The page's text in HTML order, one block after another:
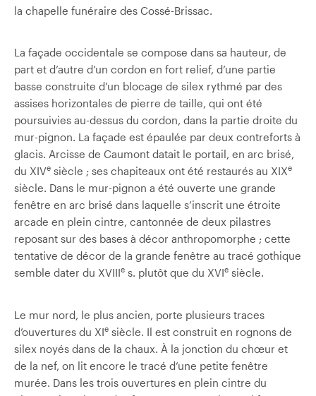
la chapelle funéraire des Cossé-Brissac.
La façade occidentale se compose dans sa hauteur, de
part et d’autre d’un cordon en fort relief, d’une partie
basse construite d’un blocage de silex rythmé par des
assises horizontales de pierre de taille, qui ont été
poursuivies au-dessus du cordon, dans la partie droite du
mur-pignon. La façade est épaulée par deux contreforts à
glacis. Arcisse de Caumont datait le portail, en arc brisé,
du XIVe siècle ; ses chapiteaux ont été restaurés au XIXe
siècle. Dans le mur-pignon a été ouverte une grande
fenêtre en arc brisé dans laquelle s’inscrit une étroite
arcade en plein cintre, cantonnée de deux pilastres
reposant sur des bases à décor anthropomorphe ; cette
tentative de décor de la grande fenêtre au tracé gothique
semble dater du XVIIIe s. plutôt que du XVIe siècle.
Le mur nord, le plus ancien, porte plusieurs traces
d’ouvertures du XIe siècle. Il est construit en rognons de
silex noyés dans de la chaux. À la jonction du chœur et
de la nef, on lit encore le tracé d’une petite fenêtre
murée. Dans les trois ouvertures en plein cintre du